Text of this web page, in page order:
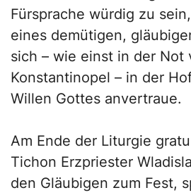
Fürsprache würdig zu
eines demütigen,
sich – wie einst in der Not
Konstantinopel – in der
Willen Gottes anvertraue.
Am Ende der Liturgie
Tichon Erzpriester
den Gläubigen zum Fest,